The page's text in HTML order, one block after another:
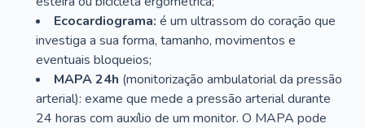
Ecocardiograma: é um ultrassom do coração que
investiga a sua forma, tamanho, movimentos e
eventuais bloqueios;
MAPA 24h (monitorização ambulatorial da pressão
arterial): exame que mede a pressão arterial durante
24 horas com auxílio de um monitor. O MAPA pode